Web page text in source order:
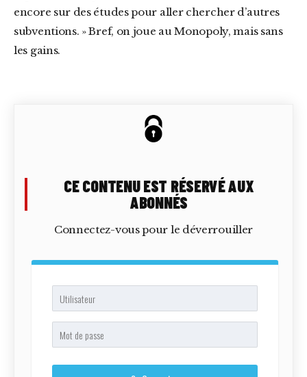
encore sur des études pour aller chercher d’autres
subventions. » Bref, on joue au Monopoly, mais sans
les gains.
CE CONTENU EST RÉSERVÉ AUX
ABONNÉS
Connectez-vous pour le déverrouiller